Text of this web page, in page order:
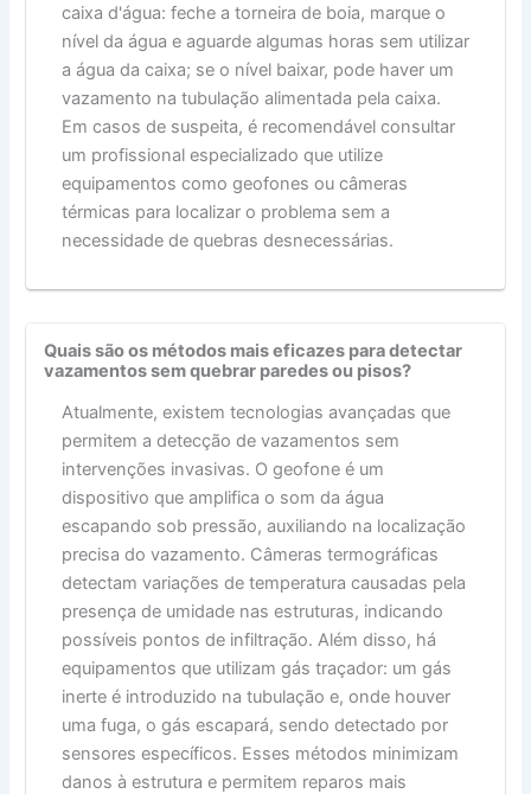
caixa d'água: feche a torneira de boia, marque o
nível da água e aguarde algumas horas sem utilizar
a água da caixa; se o nível baixar, pode haver um
vazamento na tubulação alimentada pela caixa.
Em casos de suspeita, é recomendável consultar
um profissional especializado que utilize
equipamentos como geofones ou câmeras
térmicas para localizar o problema sem a
necessidade de quebras desnecessárias.
Quais são os métodos mais eficazes para detectar
vazamentos sem quebrar paredes ou pisos?
Atualmente, existem tecnologias avançadas que
permitem a detecção de vazamentos sem
intervenções invasivas. O geofone é um
dispositivo que amplifica o som da água
escapando sob pressão, auxiliando na localização
precisa do vazamento. Câmeras termográficas
detectam variações de temperatura causadas pela
presença de umidade nas estruturas, indicando
possíveis pontos de infiltração. Além disso, há
equipamentos que utilizam gás traçador: um gás
inerte é introduzido na tubulação e, onde houver
uma fuga, o gás escapará, sendo detectado por
sensores específicos. Esses métodos minimizam
danos à estrutura e permitem reparos mais